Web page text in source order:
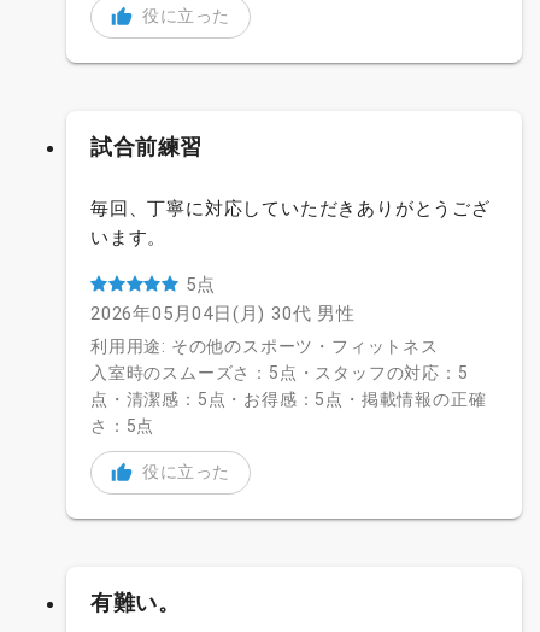
役に立った
試合前練習
毎回、丁寧に対応していただきありがとうござ
います。
5点
2026年05月04日(月) 30代 男性
利用用途: その他のスポーツ・フィットネス
入室時のスムーズさ：5点・スタッフの対応：5
点・清潔感：5点・お得感：5点・掲載情報の正確
さ：5点
役に立った
有難い。